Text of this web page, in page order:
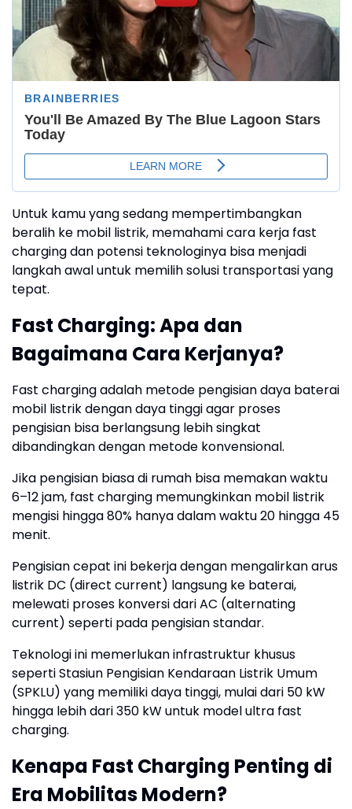
Untuk kamu yang sedang mempertimbangkan
beralih ke mobil listrik, memahami cara kerja fast
charging dan potensi teknologinya bisa menjadi
langkah awal untuk memilih solusi transportasi yang
tepat.
Fast Charging: Apa dan
Bagaimana Cara Kerjanya?
Fast charging adalah metode pengisian daya baterai
mobil listrik dengan daya tinggi agar proses
pengisian bisa berlangsung lebih singkat
dibandingkan dengan metode konvensional.
Jika pengisian biasa di rumah bisa memakan waktu
6–12 jam, fast charging memungkinkan mobil listrik
mengisi hingga 80% hanya dalam waktu 20 hingga 45
menit.
Pengisian cepat ini bekerja dengan mengalirkan arus
listrik DC (direct current) langsung ke baterai,
melewati proses konversi dari AC (alternating
current) seperti pada pengisian standar.
Teknologi ini memerlukan infrastruktur khusus
seperti Stasiun Pengisian Kendaraan Listrik Umum
(SPKLU) yang memiliki daya tinggi, mulai dari 50 kW
hingga lebih dari 350 kW untuk model ultra fast
charging.
Kenapa Fast Charging Penting di
Era Mobilitas Modern?